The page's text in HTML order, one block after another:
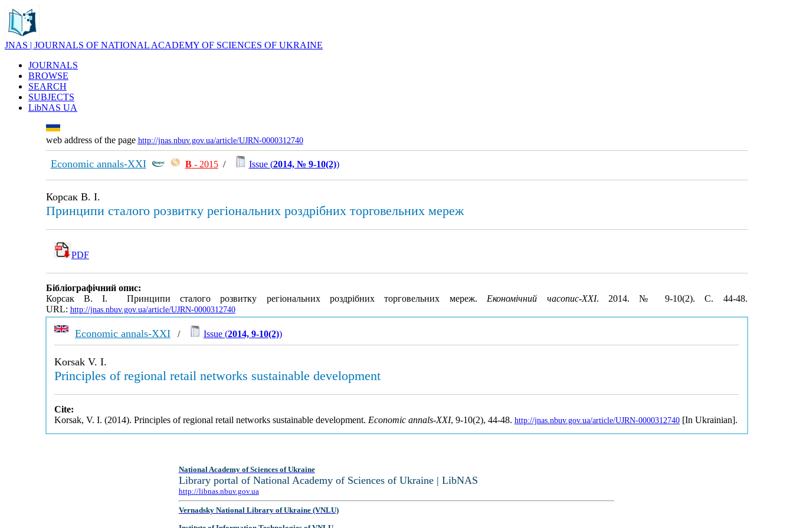
JNAS | JOURNALS OF NATIONAL ACADEMY OF SCIENCES OF UKRAINE
JOURNALS
BROWSE
SEARCH
SUBJECTS
LibNAS UA
web address of the page http://jnas.nbuv.gov.ua/article/UJRN-0000312740
Economic annals-XXI В- 2015/ Issue (2014, № 9-10(2))
Корсак В. І.
Принципи сталого розвитку регіональних роздрібних торговельних мереж
PDF
Бібліографічний опис:
Корсак В. І. Принципи сталого розвитку регіональних роздрібних торговельних мереж.Економічний часопис-ХХІ. 2014. № 9-10(2). С. 44-48.
URL: http://jnas.nbuv.gov.ua/article/UJRN-0000312740
Economic annals-XXI/ Issue (2014, 9-10(2))
Korsak V. I.
Principles of regional retail networks sustainable development
Cite:
Korsak, V. I. (2014). Principles of regional retail networks sustainable development. Economic annals-XXI, 9-10(2), 44-48. http://jnas.nbuv.gov.ua/article/UJRN-0000312740[In Ukrainian].
National Academy of Sciences of Ukraine
Library portal of National Academy of Sciences of Ukraine | LibNAS
http://libnas.nbuv.gov.ua
Vernadsky National Library of Ukraine (VNLU)